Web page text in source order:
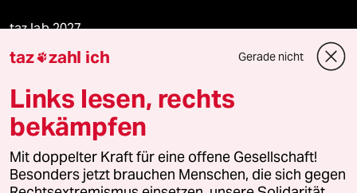
taz lab 2027
Mehr taz Lesestoff
taz Blogs
taz zahl ich Gerade nicht
Links lesen, rechts
bekämpfen
Mit doppelter Kraft für eine offene Gesellschaft!
Besonders jetzt brauchen Menschen, die sich gegen